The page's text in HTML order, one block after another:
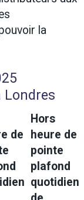
la
Londres
de
Hors
heure de
pointe
plafond
quotidien